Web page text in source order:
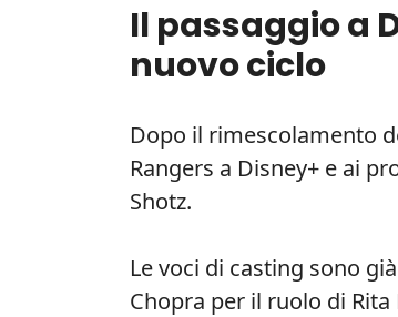
Il passaggio a
nuovo ciclo
Dopo il rimescolamento
Rangers a Disney+ e ai
Shotz.
Le voci di casting sono
Chopra per il ruolo di Rita